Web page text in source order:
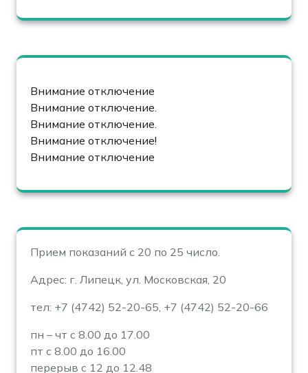
Внимание отключение
Внимание отключение.
Внимание отключение.
Внимание отключение!
Внимание отключение
Прием показаний с 20 по 25 число.
Адрес: г. Липецк, ул. Московская, 20
тел: +7 (4742) 52-20-65, +7 (4742) 52-20-66
пн – чт с 8.00 до 17.00
пт с 8.00 до 16.00
перерыв с 12 до 12.48